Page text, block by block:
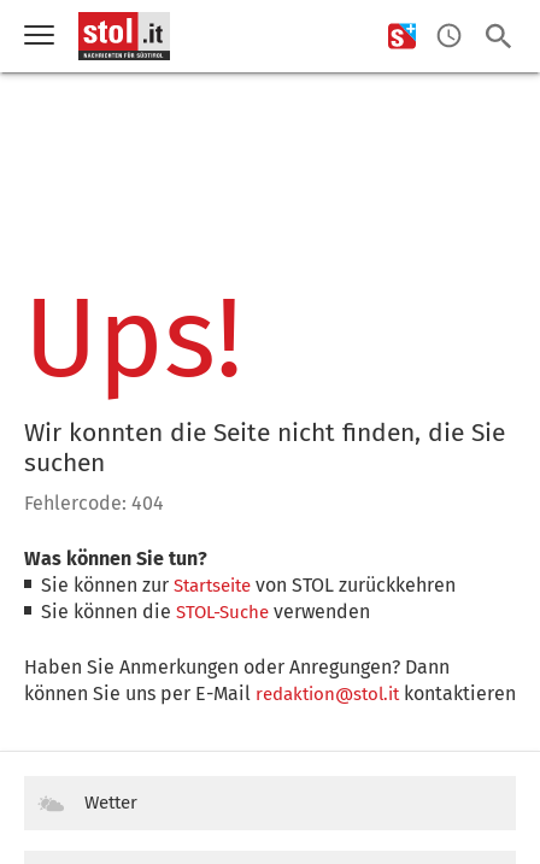
Ups!
Wir konnten die Seite nicht finden, die Sie
suchen
Fehlercode: 404
Was können Sie tun?
Sie können zurStartseite von STOL zurückkehren
Sie können dieSTOL-Suche verwenden
Haben Sie Anmerkungen oder Anregungen? Dann
können Sie uns per E-Mail redaktion@stol.itkontaktieren
Wetter